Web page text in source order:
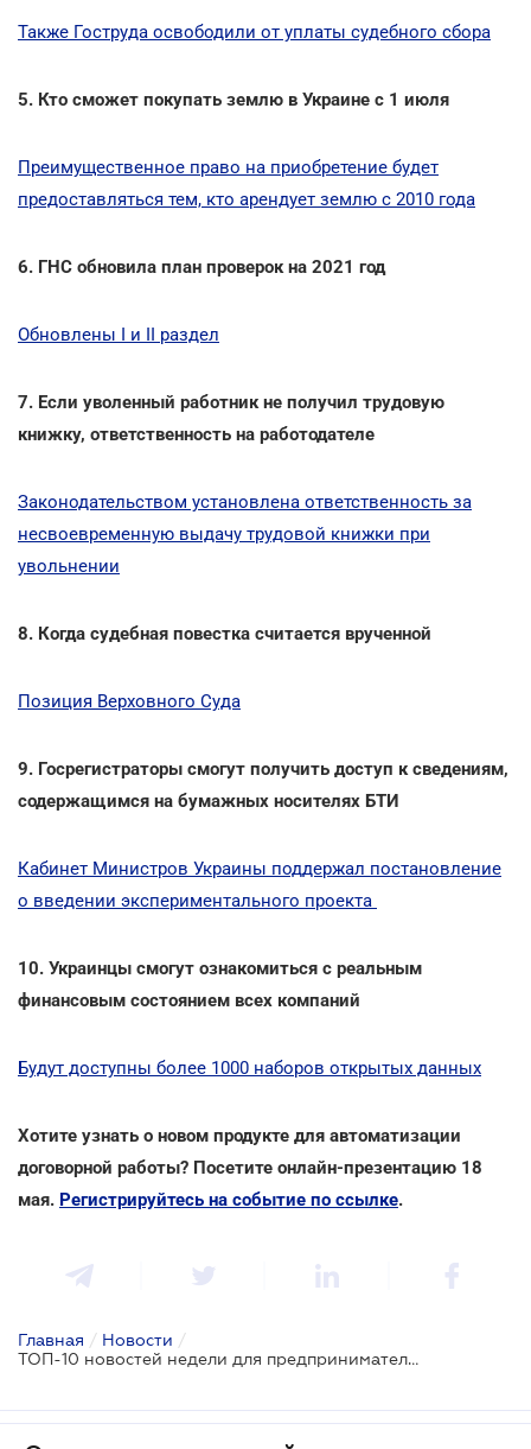
Также Гоструда освободили от уплаты судебного сбора
5. Кто сможет покупать землю в Украине с 1 июля
Преимущественное право на приобретение будет
предоставляться тем, кто арендует землю с 2010 года
6. ГНС обновила план проверок на 2021 год
Обновлены I и II раздел
7. Если уволенный работник не получил трудовую
книжку, ответственность на работодателе
Законодательством установлена ответственность за
несвоевременную выдачу трудовой книжки при
увольнении
8. Когда судебная повестка считается врученной
Позиция Верховного Суда
9. Госрегистраторы смогут получить доступ к сведениям,
содержащимся на бумажных носителях БТИ
Кабинет Министров Украины поддержал постановление
о введении экспериментального проекта
10. Украинцы смогут ознакомиться с реальным
финансовым состоянием всех компаний
Будут доступны более 1000 наборов открытых данных
Хотите узнать о новом продукте для автоматизации
договорной работы? Посетите онлайн-презентацию 18
мая. Регистрируйтесь на событие по ссылке.
Главная / Новости /
ТОП-10 новостей недели для предпринимателей